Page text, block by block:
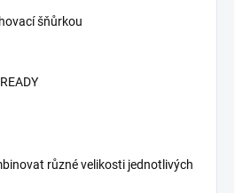
šňůrkou
různé velikosti jednotlivých